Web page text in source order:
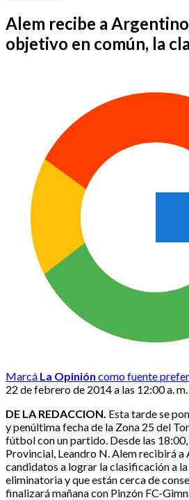
Alem recibe a
objetivo en común, la
Marcá La Opinión como fuente
22 de febrero de 2014 a las 12:00 a. m.
DE LA REDACCION. Esta tarde se
y penúltima fecha de la Zona 25 del
fútbol con un partido. Desde las
Provincial, Leandro N. Alem recibirá a
candidatos a lograr la clasificación a
eliminatoria y que están cerca de
finalizará mañana con Pinzón FC-